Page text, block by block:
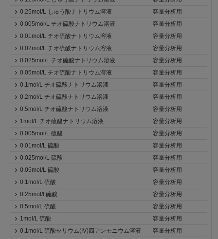
0.25mol/L しゅう酸ナトリウム溶液
容量分析用
0.005mol/L チオ硫酸ナトリウム溶液
容量分析用
0.01mol/L チオ硫酸ナトリウム溶液
容量分析用
0.02mol/L チオ硫酸ナトリウム溶液
容量分析用
0.025mol/L チオ硫酸ナトリウム溶液
容量分析用
0.05mol/L チオ硫酸ナトリウム溶液
容量分析用
0.1mol/L チオ硫酸ナトリウム溶液
容量分析用
0.2mol/L チオ硫酸ナトリウム溶液
容量分析用
0.5mol/L チオ硫酸ナトリウム溶液
容量分析用
1mol/L チオ硫酸ナトリウム溶液
容量分析用
0.005mol/L 硫酸
容量分析用
0.01mol/L 硫酸
容量分析用
0.025mol/L 硫酸
容量分析用
0.05mol/L 硫酸
容量分析用
0.1mol/L 硫酸
容量分析用
0.25mol/l 硫酸
容量分析用
0.5mol/L 硫酸
容量分析用
1mol/L 硫酸
容量分析用
0.1mol/L 硫酸セリウム(IV)四アンモニウム溶液
容量分析用